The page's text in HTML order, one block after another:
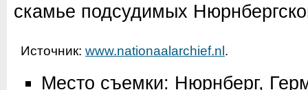
скамье подсудимых
Источник: www.nationaalarchief.nl .
Место съемки: Нюрнберг,